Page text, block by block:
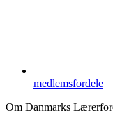
medlemsfordele
Om Danmarks